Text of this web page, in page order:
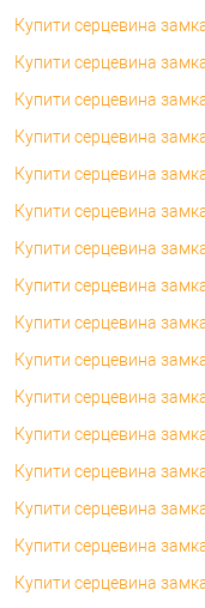
Купити серцевина
Купити серцевина
Купити серцевина
Купити серцевина
Купити серцевина
Купити серцевина
Купити серцевина замка
Купити серцевина
Купити серцевина
Купити серцевина
Купити серцевина
Купити серцевина
Купити серцевина
Купити серцевина
Купити серцевина
Купити серцевина